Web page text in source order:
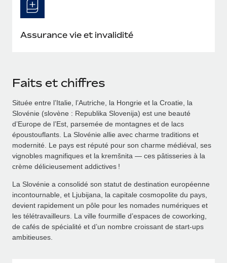
Assurance vie et invalidité
Faits et chiffres
Située entre l’Italie, l’Autriche, la Hongrie et la Croatie, la
Slovénie (slovène : Republika Slovenija) est une beauté
d’Europe de l’Est, parsemée de montagnes et de lacs
époustouflants. La Slovénie allie avec charme traditions et
modernité. Le pays est réputé pour son charme médiéval, ses
vignobles magnifiques et la kremšnita — ces pâtisseries à la
crème délicieusement addictives !
La Slovénie a consolidé son statut de destination européenne
incontournable, et Ljubijana, la capitale cosmopolite du pays,
devient rapidement un pôle pour les nomades numériques et
les télétravailleurs. La ville fourmille d’espaces de coworking,
de cafés de spécialité et d’un nombre croissant de start-ups
ambitieuses.